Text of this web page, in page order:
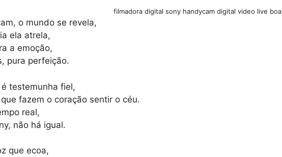
filmadora digital sony handycam digital video live boa
o mundo se revela,
ela atrela,
a emoção,
pura perfeição.
testemunha fiel,
fazem o coração sentir o céu.
real,
não há igual.
que ecoa,